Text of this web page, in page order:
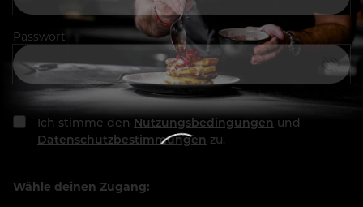
Passwort
Ich stimme den Nutzungsbedingungen und
Datenschutzbestimmungen zu.
Wähle deinen Zugang: